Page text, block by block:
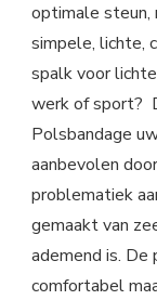
optimale steun,
simpele, lichte,
spalk voor
werk of sport?
Polsbandage
aanbevolen
problematiek
gemaakt van
ademend is.
comfortabel